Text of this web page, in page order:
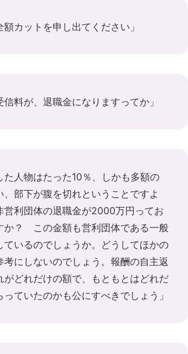
額カットを申し出てください」
信料が、退職金になりますってか」
た人物はたった10％、しかも多額の
、部下が腹を切れということですよ
営利団体の退職金が2000万円ってお
か？ この金額も営利団体である一般
ているのでしょうか。どうしてほかの
考にしないのでしょう。報酬の自主返
がどれだけの額で、もともとはどれだ
ていたのかも公にすべきでしょう」